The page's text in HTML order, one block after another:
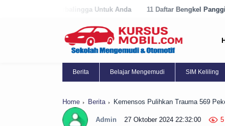
11 Daftar Bengkel Panggilan Terbaik di
Berita Belajar Mengemudi SIM Keliling
Home Berita Kemensos Pulihkan Trauma 569
Admin 27 Oktober 2024 22:32:00